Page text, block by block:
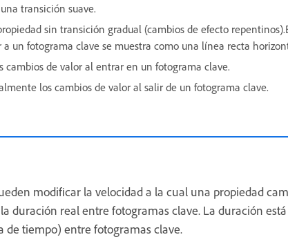
transición suave.
sin transición gradual (cambios de efecto
un fotograma clave se muestra como una línea recta
cambios de valor al entrar en un fotograma clave.
los cambios de valor al salir de un fotograma clave.
modificar la velocidad a la cual una propiedad
duración real entre fotogramas clave. La duración
de tiempo) entre fotogramas clave.